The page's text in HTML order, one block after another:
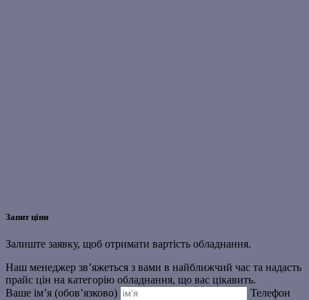
Запит ціни
Залиште заявку, щоб отримати вартість обладнання.
Наш менеджер зв’яжеться з вами в найближчий час та надасть
прайс цін на категорію обладнання, що вас цікавить.
Ваше ім’я (обов’язково)
Телефон